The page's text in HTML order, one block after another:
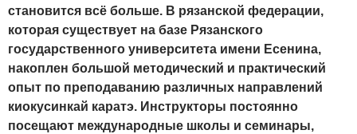
становится всё больше. В рязанской федерации,
которая существует на базе Рязанского
государственного университета имени Есенина,
накоплен большой методический и практический
опыт по преподаванию различных направлений
киокусинкай каратэ. Инструкторы постоянно
посещают международные школы и семинары,